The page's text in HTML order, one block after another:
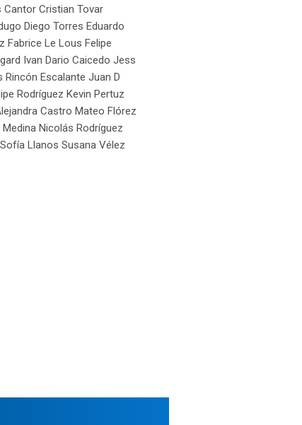
Cristian Tovar
Diego Torres Eduardo
Fabrice Le Lous Felipe
Ivan Dario Caicedo Jess
Escalante Juan D
Rodríguez Kevin Pertuz
Castro Mateo Flórez
Nicolás Rodríguez
Llanos Susana Vélez